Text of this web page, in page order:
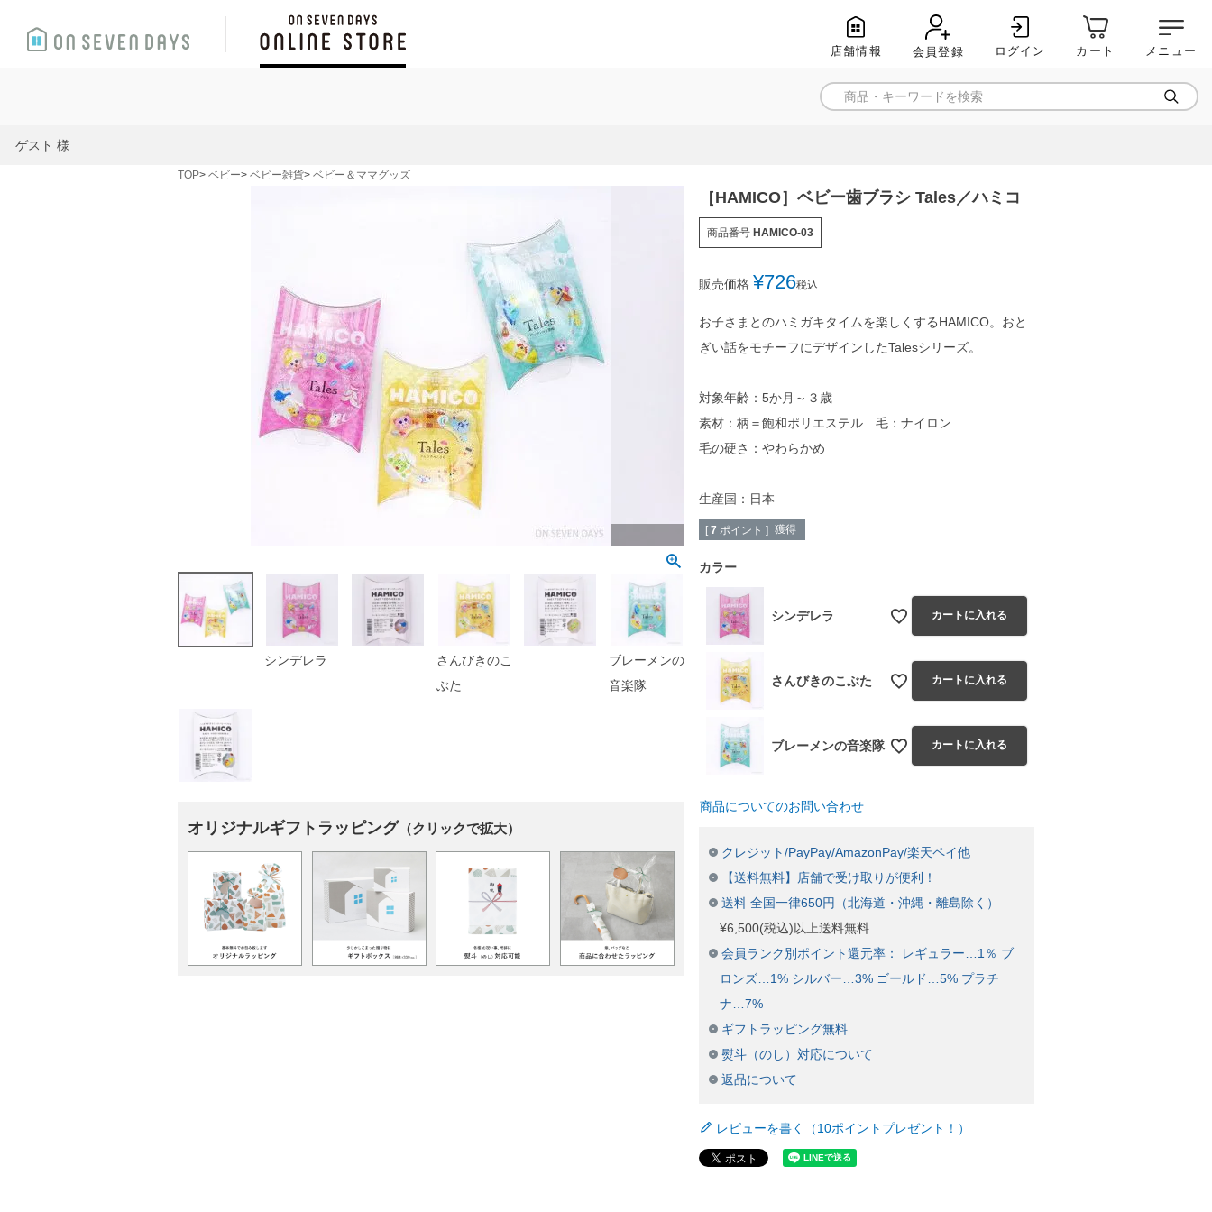
店舗情報 会員登録 ログイン カート メニュー
ゲスト 様
TOP ベビー ベビー雑貨 ベビー＆ママグッズ
シンデレラ
シンデレラ
さんびきのこ
ぶた
ブレーメンの
音楽隊
オリジナルギフトラッピング（クリックで拡大）
［HAMICO］ベビー歯ブラシ Tales／ハミコ
商品番号 HAMICO-03
販売価格 ¥726税込
お子さまとのハミガキタイムを楽しくするHAMICO。おと
ぎい話をモチーフにデザインしたTalesシリーズ。
対象年齢：5か月～３歳
素材：柄＝飽和ポリエステル 毛：ナイロン
毛の硬さ：やわらかめ
生産国：日本
[ 7 ポイント ] 獲得
カラー
シンデレラ カートに入れる
さんびきのこぶた カートに入れる
ブレーメンの音楽隊 カートに入れる
商品についてのお問い合わせ
クレジット/PayPay/AmazonPay/楽天ペイ他
【送料無料】店舗で受け取りが便利！
送料 全国一律650円（北海道・沖縄・離島除く）
¥6,500(税込)以上送料無料
会員ランク別ポイント還元率： レギュラー…1％ ブ
ロンズ…1% シルバー…3% ゴールド…5% プラチ
ナ…7%
ギフトラッピング無料
熨斗（のし）対応について
返品について
レビューを書く（10ポイントプレゼント！）